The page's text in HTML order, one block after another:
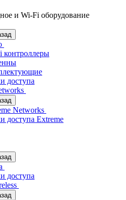
и Wi-Fi оборудование
контроллеры
доступа
Networks
доступа Extreme
доступа